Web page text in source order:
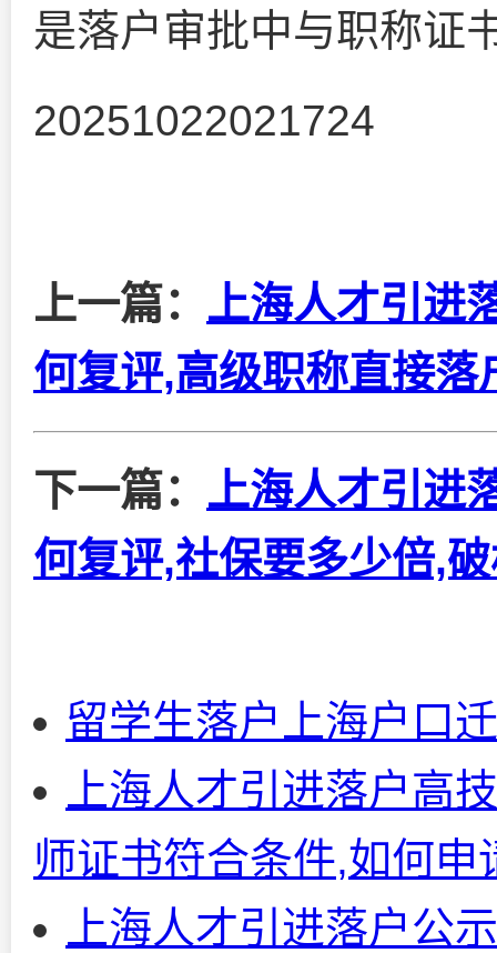
是落户审批中与职称证
20251022021724
上一篇： 上海人才引进
何复评,高级职称直接落
下一篇： 上海人才引进
何复评,社保要多少倍,
留学生落户上海户口
上海人才引进落户高
师证书符合条件,如何申
上海人才引进落户公